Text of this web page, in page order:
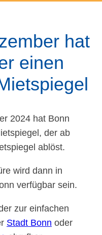
hat
einen
2024 hat Bonn
der ab
ablöst.
wird dann in
verfügbar sein.
zur einfachen
Stadt Bonn oder